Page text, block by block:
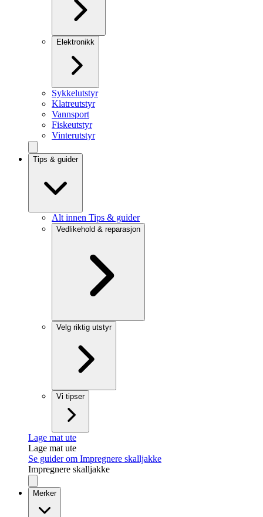
Elektronikk
Sykkelutstyr
Klatreutstyr
Vannsport
Fiskeutstyr
Vinterutstyr
Tips & guider
Alt innen Tips & guider
Vedlikehold & reparasjon
Velg riktig utstyr
Vi tipser
Lage mat ute
Lage mat ute
Se guider om Impregnere skalljakke
Impregnere skalljakke
Merker